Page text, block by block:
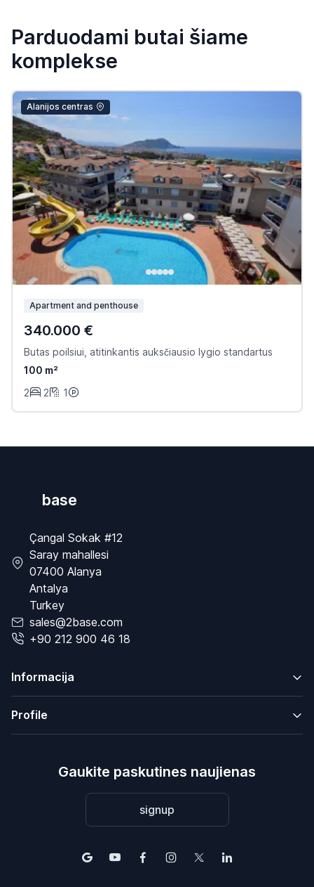
Parduodami butai šiame
komplekse
Alanijos centras
Apartment and penthouse
340.000 €
Butas poilsiui, atitinkantis auksčiausio lygio standartus
100 m²
2
2 1
base
Çangal Sokak #12
Saray mahallesi
07400 Alanya
Antalya
Turkey
sales@2base.com
+90 212 900 46 18
Informacija
Profile
Gaukite paskutines naujienas
signup